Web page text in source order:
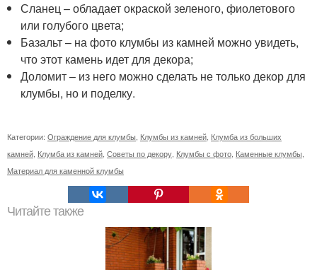
Сланец – обладает окраской зеленого, фиолетового
или голубого цвета;
Базальт – на фото клумбы из камней можно увидеть,
что этот камень идет для декора;
Доломит – из него можно сделать не только декор для
клумбы, но и поделку.
Категории: Ограждение для клумбы, Клумбы из камней, Клумба из больших
камней, Клумба из камней, Советы по декору, Клумбы с фото, Каменные клумбы,
Материал для каменной клумбы
Читайте также